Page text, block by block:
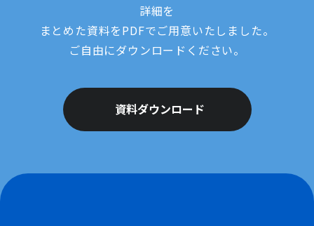
詳細を
まとめた資料をPDFでご用意いたしました。
ご自由にダウンロードください。
資料ダウンロード